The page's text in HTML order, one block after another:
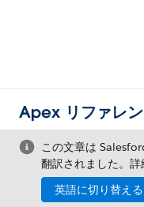
Apex リファレ
この文章は
翻訳されました。詳
英語に切り替える